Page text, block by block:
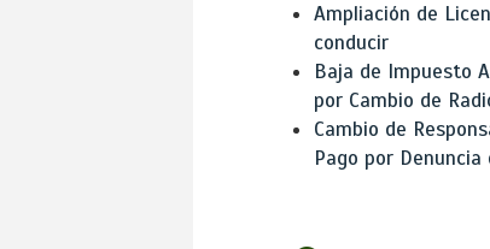
Ampliación de
conducir
Baja de Impuesto
por Cambio de
Cambio de
Pago por Denuncia